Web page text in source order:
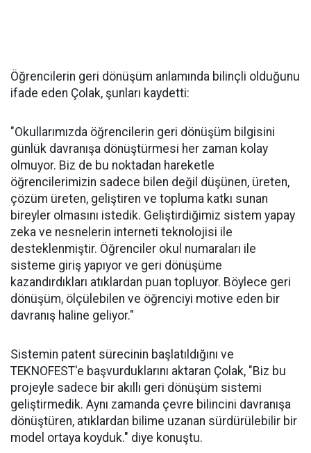
Öğrencilerin geri dönüşüm anlamında bilinçli olduğunu
ifade eden Çolak, şunları kaydetti:
"Okullarımızda öğrencilerin geri dönüşüm bilgisini
günlük davranışa dönüştürmesi her zaman kolay
olmuyor. Biz de bu noktadan hareketle
öğrencilerimizin sadece bilen değil düşünen, üreten,
çözüm üreten, geliştiren ve topluma katkı sunan
bireyler olmasını istedik. Geliştirdiğimiz sistem yapay
zeka ve nesnelerin interneti teknolojisi ile
desteklenmiştir. Öğrenciler okul numaraları ile
sisteme giriş yapıyor ve geri dönüşüme
kazandırdıkları atıklardan puan topluyor. Böylece geri
dönüşüm, ölçülebilen ve öğrenciyi motive eden bir
davranış haline geliyor."
Sistemin patent sürecinin başlatıldığını ve
TEKNOFEST'e başvurduklarını aktaran Çolak, "Biz bu
projeyle sadece bir akıllı geri dönüşüm sistemi
geliştirmedik. Aynı zamanda çevre bilincini davranışa
dönüştüren, atıklardan bilime uzanan sürdürülebilir bir
model ortaya koyduk." diye konuştu.